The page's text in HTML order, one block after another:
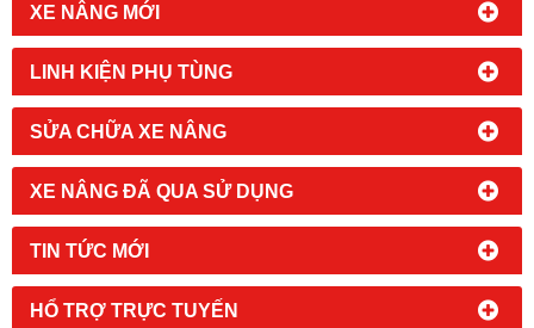
XE NÂNG MỚI
LINH KIỆN PHỤ TÙNG
SỬA CHỮA XE NÂNG
XE NÂNG ĐÃ QUA SỬ DỤNG
TIN TỨC MỚI
HỔ TRỢ TRỰC TUYẾN